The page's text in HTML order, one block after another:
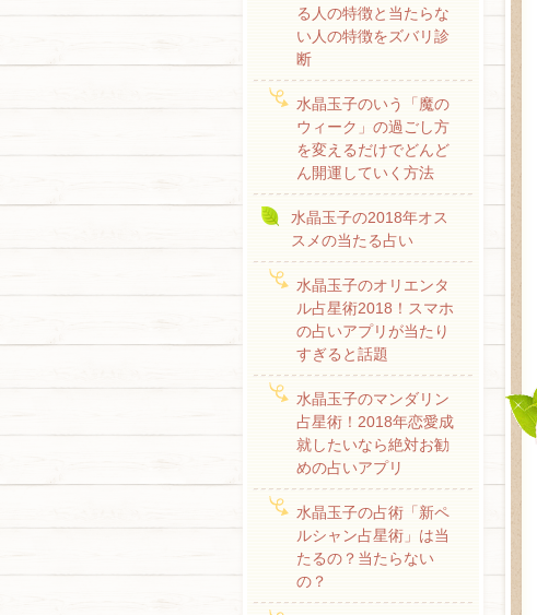
る人の特徴と当たらな
い人の特徴をズバリ診
断
水晶玉子のいう「魔の
ウィーク」の過ごし方
を変えるだけでどんど
ん開運していく方法
水晶玉子の2018年オス
スメの当たる占い
水晶玉子のオリエンタ
ル占星術2018！スマホ
の占いアプリが当たり
すぎると話題
水晶玉子のマンダリン
占星術！2018年恋愛成
就したいなら絶対お勧
めの占いアプリ
水晶玉子の占術「新ペ
ルシャン占星術」は当
たるの？当たらない
の？